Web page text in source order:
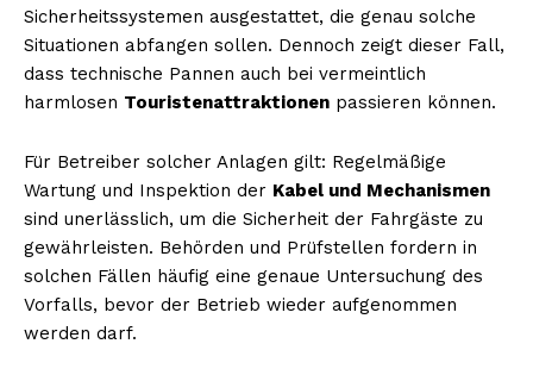
Sicherheitssystemen ausgestattet, die genau solche
Situationen abfangen sollen. Dennoch zeigt dieser Fall,
dass technische Pannen auch bei vermeintlich
harmlosen Touristenattraktionen passieren können.
Für Betreiber solcher Anlagen gilt: Regelmäßige
Wartung und Inspektion der Kabel und Mechanismen
sind unerlässlich, um die Sicherheit der Fahrgäste zu
gewährleisten. Behörden und Prüfstellen fordern in
solchen Fällen häufig eine genaue Untersuchung des
Vorfalls, bevor der Betrieb wieder aufgenommen
werden darf.